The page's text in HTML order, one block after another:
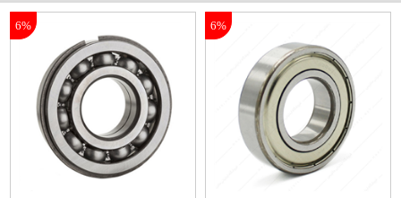
6%
6%